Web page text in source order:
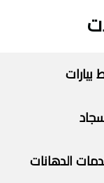
الدهانات